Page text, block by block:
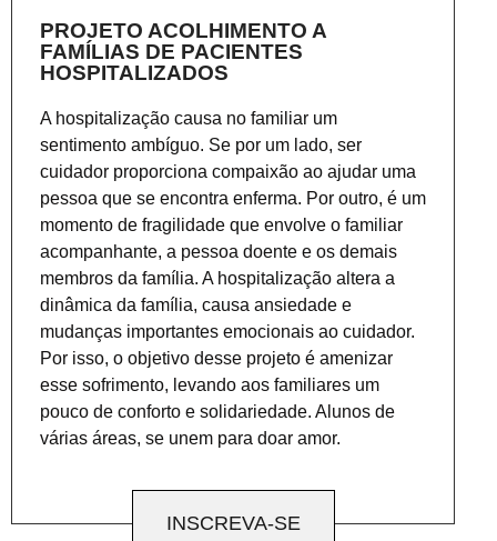
PROJETO ACOLHIMENTO A
FAMÍLIAS DE PACIENTES
HOSPITALIZADOS
A hospitalização causa no familiar um
sentimento ambíguo. Se por um lado, ser
cuidador proporciona compaixão ao ajudar uma
pessoa que se encontra enferma. Por outro, é um
momento de fragilidade que envolve o familiar
acompanhante, a pessoa doente e os demais
membros da família. A hospitalização altera a
dinâmica da família, causa ansiedade e
mudanças importantes emocionais ao cuidador.
Por isso, o objetivo desse projeto é amenizar
esse sofrimento, levando aos familiares um
pouco de conforto e solidariedade. Alunos de
várias áreas, se unem para doar amor.
INSCREVA-SE